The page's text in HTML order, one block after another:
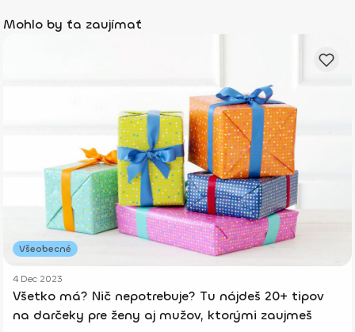
Mohlo by ťa zaujímať
Všeobecné
4 Dec 2023
Všetko má? Nič nepotrebuje? Tu nájdeš 20+ tipov
na darčeky pre ženy aj mužov, ktorými zaujmeš